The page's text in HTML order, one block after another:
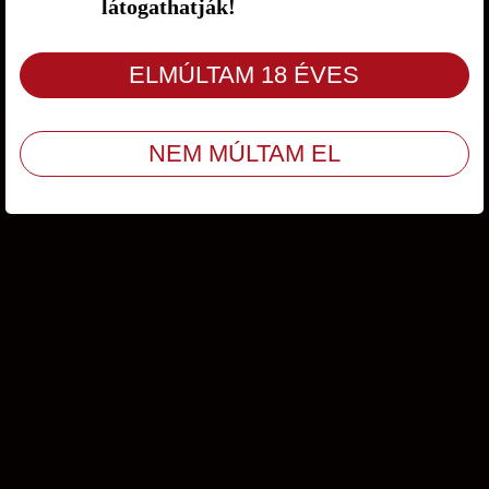
Ügyfélszolgálat/ÁSZF/Adatvédelem
© Copyright 2009 - 2026 Amity Kft. Minden jog fenntartva
látogathatják!